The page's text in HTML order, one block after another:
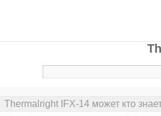
Thermalright IFX-14 может кто